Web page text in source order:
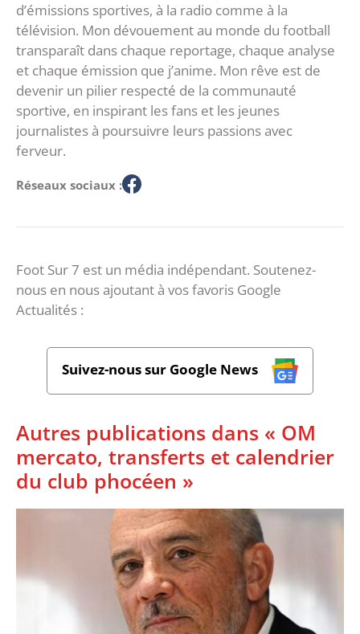
d’émissions sportives, à la radio comme à la
télévision. Mon dévouement au monde du football
transparaît dans chaque reportage, chaque analyse
et chaque émission que j’anime. Mon rêve est de
devenir un pilier respecté de la communauté
sportive, en inspirant les fans et les jeunes
journalistes à poursuivre leurs passions avec
ferveur.
Réseaux sociaux :
Foot Sur 7 est un média indépendant. Soutenez-
nous en nous ajoutant à vos favoris Google
Actualités :
Suivez-nous sur Google News
Autres publications dans « OM
mercato, transferts et calendrier
du club phocéen »